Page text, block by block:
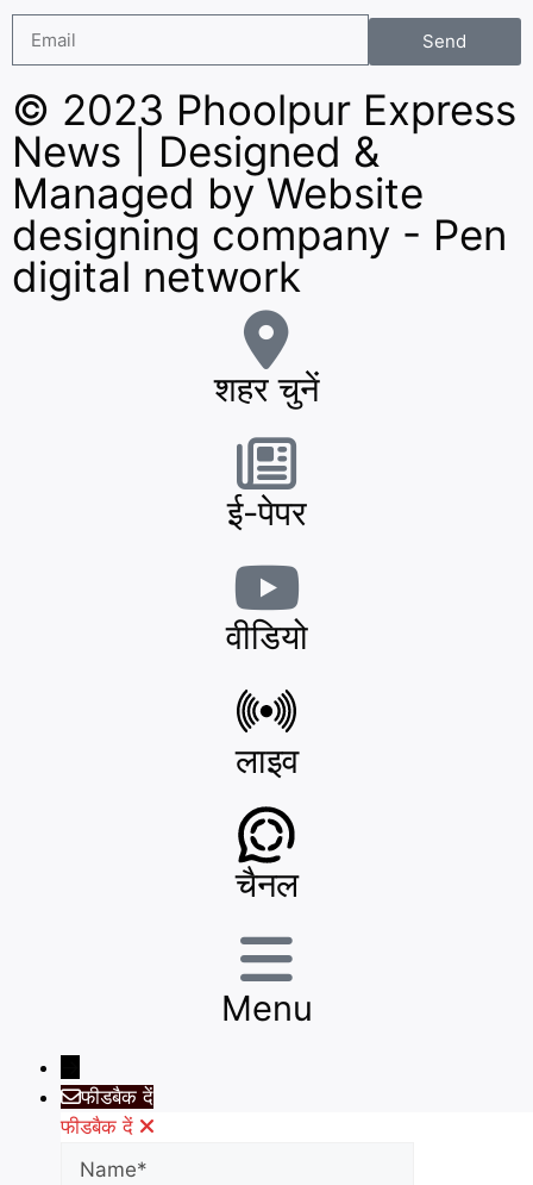
Send
© 2023 Phoolpur Express
News | Designed &
Managed byWebsite
designing company - Pen
digital network
शहर चुनें
ई-पेपर
वीडियो
लाइव
चैनल
Menu
फीडबैक दें
फीडबैक दें